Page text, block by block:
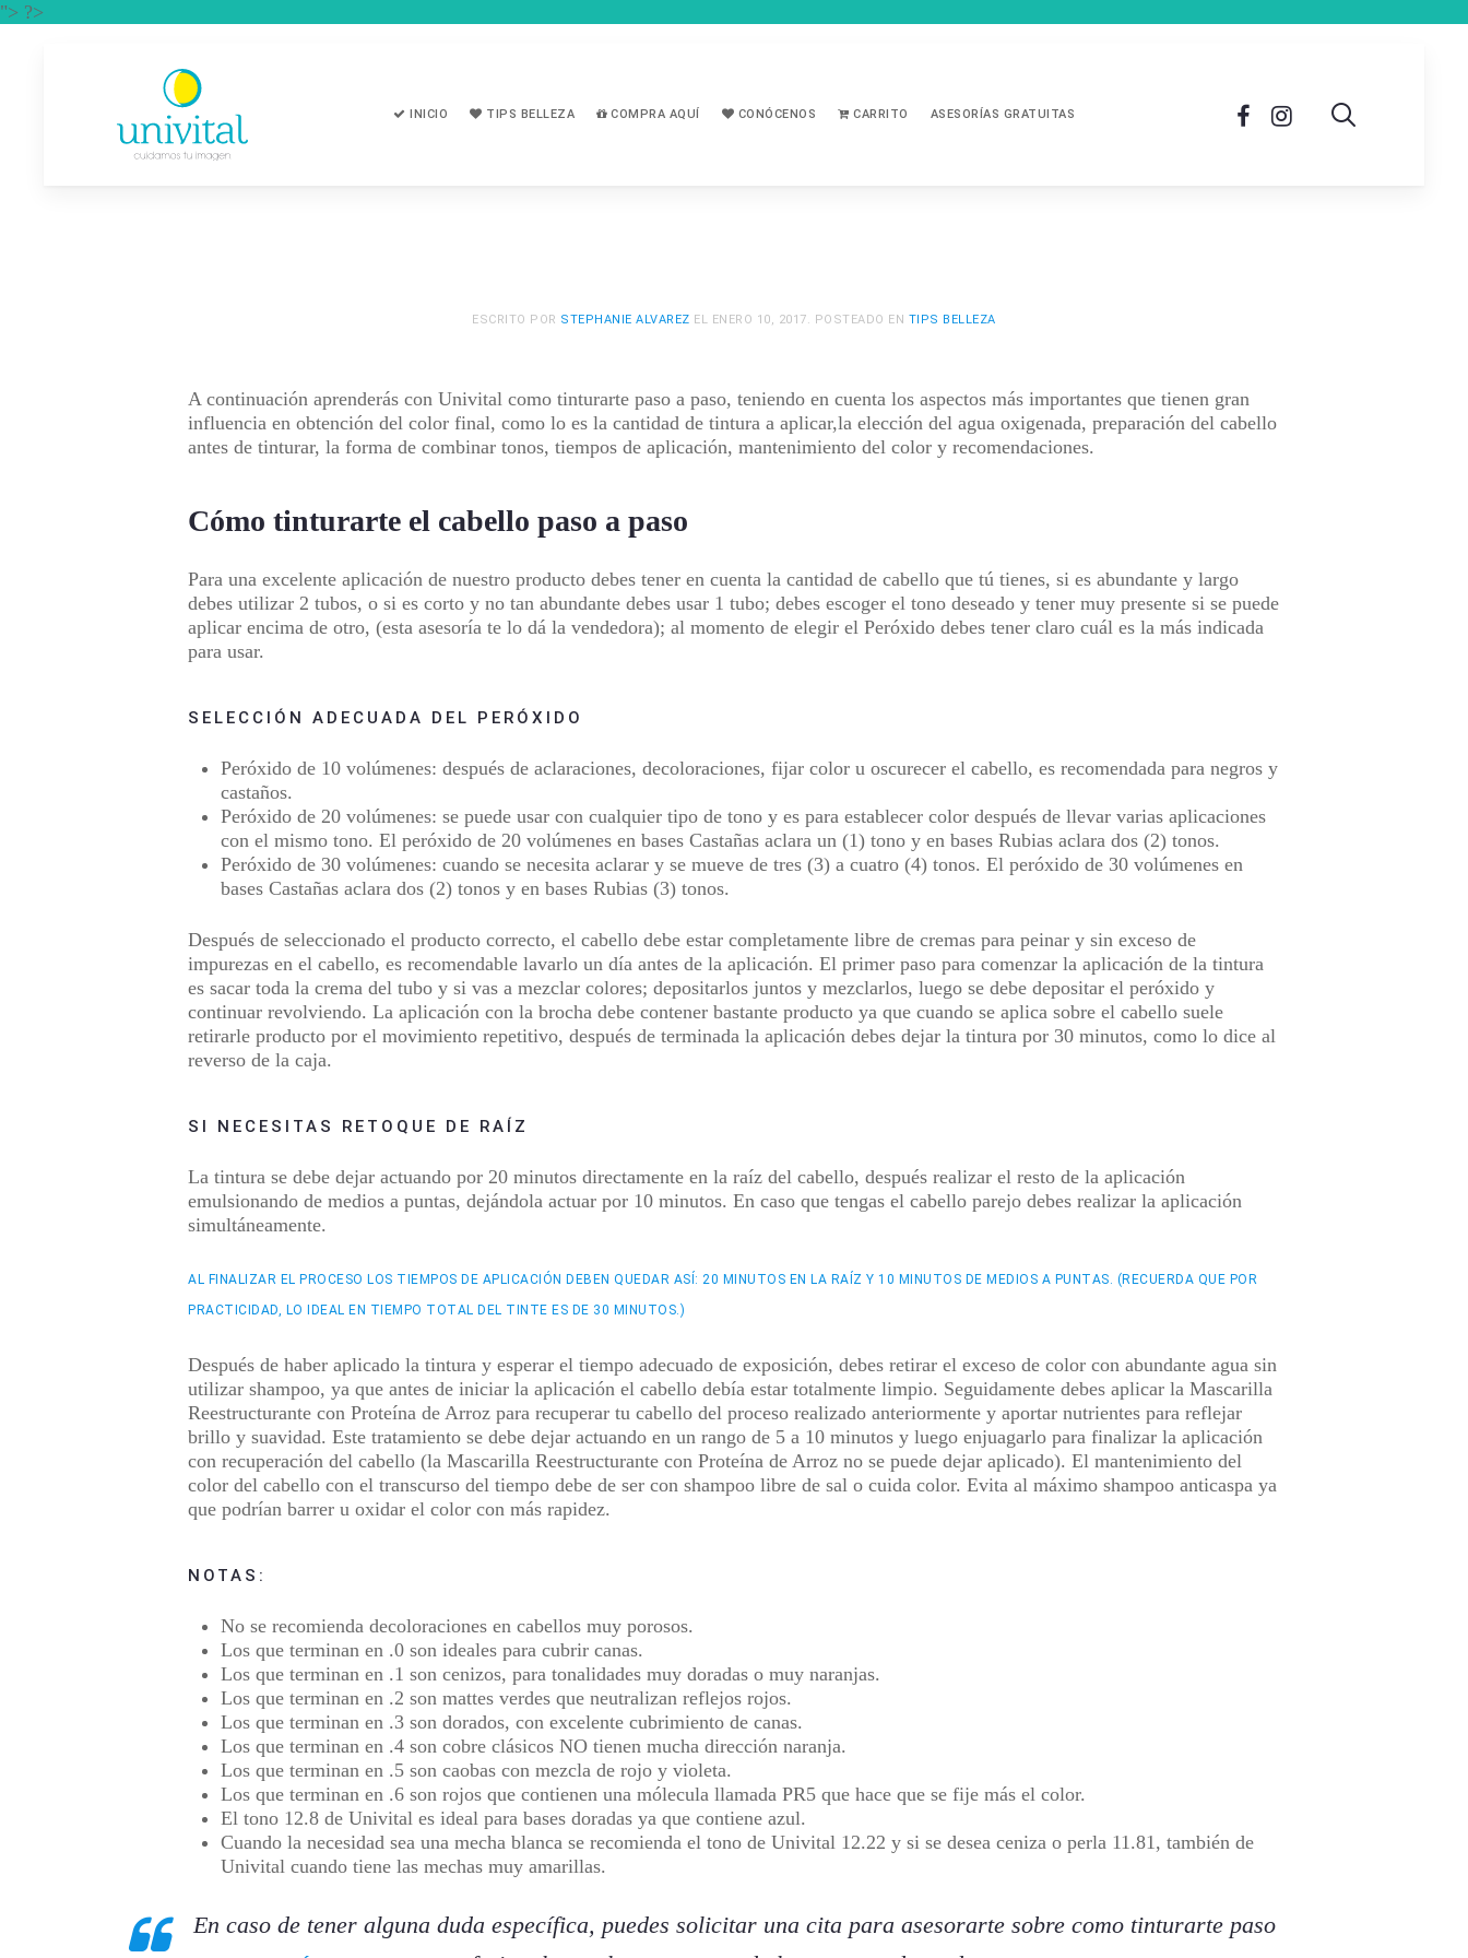
"> ?>
INICIO TIPS BELLEZA COMPRA AQUÍ CONÓCENOS CARRITO ASESORÍAS GRATUITAS
ESCRITO POR STEPHANIE ALVAREZ EL ENERO 10, 2017. POSTEADO EN TIPS BELLEZA
A continuación aprenderás con Univital como tinturarte paso a paso, teniendo en cuenta los aspectos más importantes que tienen gran
influencia en obtención del color final, como lo es la cantidad de tintura a aplicar,la elección del agua oxigenada, preparación del cabello
antes de tinturar, la forma de combinar tonos, tiempos de aplicación, mantenimiento del color y recomendaciones.
Cómo tinturarte el cabello paso a paso
Para una excelente aplicación de nuestro producto debes tener en cuenta la cantidad de cabello que tú tienes, si es abundante y largo
debes utilizar 2 tubos, o si es corto y no tan abundante debes usar 1 tubo; debes escoger el tono deseado y tener muy presente si se puede
aplicar encima de otro, (esta asesoría te lo dá la vendedora); al momento de elegir el Peróxido debes tener claro cuál es la más indicada
para usar.
SELECCIÓN ADECUADA DEL PERÓXIDO
Peróxido de 10 volúmenes: después de aclaraciones, decoloraciones, fijar color u oscurecer el cabello, es recomendada para negros y
castaños.
Peróxido de 20 volúmenes: se puede usar con cualquier tipo de tono y es para establecer color después de llevar varias aplicaciones
con el mismo tono. El peróxido de 20 volúmenes en bases Castañas aclara un (1) tono y en bases Rubias aclara dos (2) tonos.
Peróxido de 30 volúmenes: cuando se necesita aclarar y se mueve de tres (3) a cuatro (4) tonos. El peróxido de 30 volúmenes en
bases Castañas aclara dos (2) tonos y en bases Rubias (3) tonos.
Después de seleccionado el producto correcto, el cabello debe estar completamente libre de cremas para peinar y sin exceso de
impurezas en el cabello, es recomendable lavarlo un día antes de la aplicación. El primer paso para comenzar la aplicación de la tintura
es sacar toda la crema del tubo y si vas a mezclar colores; depositarlos juntos y mezclarlos, luego se debe depositar el peróxido y
continuar revolviendo. La aplicación con la brocha debe contener bastante producto ya que cuando se aplica sobre el cabello suele
retirarle producto por el movimiento repetitivo, después de terminada la aplicación debes dejar la tintura por 30 minutos, como lo dice al
reverso de la caja.
SI NECESITAS RETOQUE DE RAÍZ
La tintura se debe dejar actuando por 20 minutos directamente en la raíz del cabello, después realizar el resto de la aplicación
emulsionando de medios a puntas, dejándola actuar por 10 minutos. En caso que tengas el cabello parejo debes realizar la aplicación
simultáneamente.
AL FINALIZAR EL PROCESO LOS TIEMPOS DE APLICACIÓN DEBEN QUEDAR ASÍ: 20 MINUTOS EN LA RAÍZ Y 10 MINUTOS DE MEDIOS A PUNTAS. (RECUERDA QUE POR
PRACTICIDAD, LO IDEAL EN TIEMPO TOTAL DEL TINTE ES DE 30 MINUTOS.)
Después de haber aplicado la tintura y esperar el tiempo adecuado de exposición, debes retirar el exceso de color con abundante agua sin
utilizar shampoo, ya que antes de iniciar la aplicación el cabello debía estar totalmente limpio. Seguidamente debes aplicar la Mascarilla
Reestructurante con Proteína de Arroz para recuperar tu cabello del proceso realizado anteriormente y aportar nutrientes para reflejar
brillo y suavidad. Este tratamiento se debe dejar actuando en un rango de 5 a 10 minutos y luego enjuagarlo para finalizar la aplicación
con recuperación del cabello (la Mascarilla Reestructurante con Proteína de Arroz no se puede dejar aplicado). El mantenimiento del
color del cabello con el transcurso del tiempo debe de ser con shampoo libre de sal o cuida color. Evita al máximo shampoo anticaspa ya
que podrían barrer u oxidar el color con más rapidez.
NOTAS:
No se recomienda decoloraciones en cabellos muy porosos.
Los que terminan en .0 son ideales para cubrir canas.
Los que terminan en .1 son cenizos, para tonalidades muy doradas o muy naranjas.
Los que terminan en .2 son mattes verdes que neutralizan reflejos rojos.
Los que terminan en .3 son dorados, con excelente cubrimiento de canas.
Los que terminan en .4 son cobre clásicos NO tienen mucha dirección naranja.
Los que terminan en .5 son caobas con mezcla de rojo y violeta.
Los que terminan en .6 son rojos que contienen una mólecula llamada PR5 que hace que se fije más el color.
El tono 12.8 de Univital es ideal para bases doradas ya que contiene azul.
Cuando la necesidad sea una mecha blanca se recomienda el tono de Univital 12.22 y si se desea ceniza o perla 11.81, también de
Univital cuando tiene las mechas muy amarillas.
En caso de tener alguna duda específica, puedes solicitar una cita para asesorarte sobre como tinturarte paso